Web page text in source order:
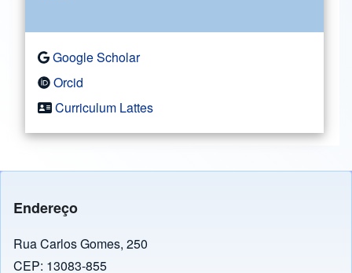
Google Scholar
Orcid
Curriculum Lattes
Endereço
Rua Carlos Gomes, 250
CEP: 13083-855